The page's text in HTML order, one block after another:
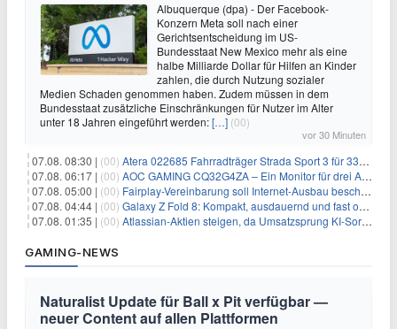
Albuquerque (dpa) - Der Facebook-
Konzern Meta soll nach einer
Gerichtsentscheidung im US-
Bundesstaat New Mexico mehr als eine
halbe Milliarde Dollar für Hilfen an Kinder
zahlen, die durch Nutzung sozialer
Medien Schaden genommen haben. Zudem müssen in dem
Bundesstaat zusätzliche Einschränkungen für Nutzer im Alter
unter 18 Jahren eingeführt werden:[…] (00)
vor 30 Minuten
07.08. 08:30 | (00) Atera 022685 Fahrradträger Strada Sport 3 für 337,48€
07.08. 06:17 | (00) AOC GAMING CQ32G4ZA – Ein Monitor für drei Arten von Spielen
07.08. 05:00 | (00) Fairplay-Vereinbarung soll Internet-Ausbau beschleunigen
07.08. 04:44 | (00) Galaxy Z Fold 8: Kompakt, ausdauernd und fast ohne Falte
07.08. 01:35 | (00) Atlassian-Aktien steigen, da Umsatzsprung KI-Sorgen dämpft
GAMING-NEWS
Naturalist Update für Ball x Pit verfügbar —
neuer Content auf allen Plattformen